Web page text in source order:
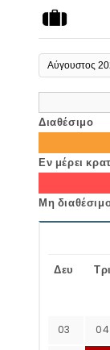
Διαθέσιμο
Εν μέρει
Μη
Δευ Τρι
03 04